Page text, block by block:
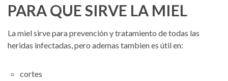
PARA QUE SIRVE LA MIEL
La miel sirve para prevención y tratamiento de todas las
heridas infectadas, pero ademas tambien es útil en:
cortes